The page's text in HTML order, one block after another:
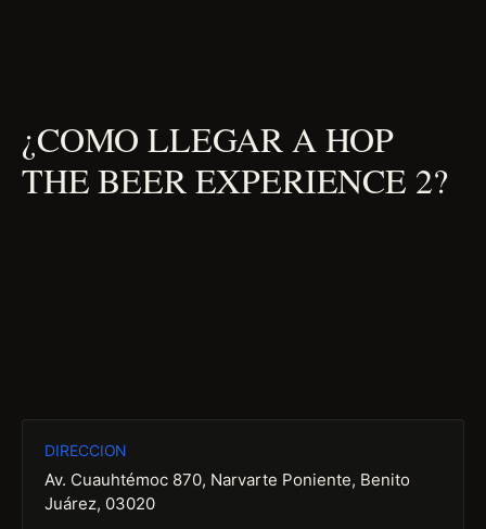
¿COMO LLEGAR A HOP
THE BEER EXPERIENCE 2?
DIRECCION
Av. Cuauhtémoc 870, Narvarte Poniente, Benito
Juárez, 03020